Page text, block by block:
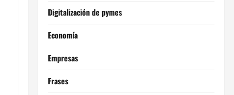
Digitalización de pymes
Economía
Empresas
Frases